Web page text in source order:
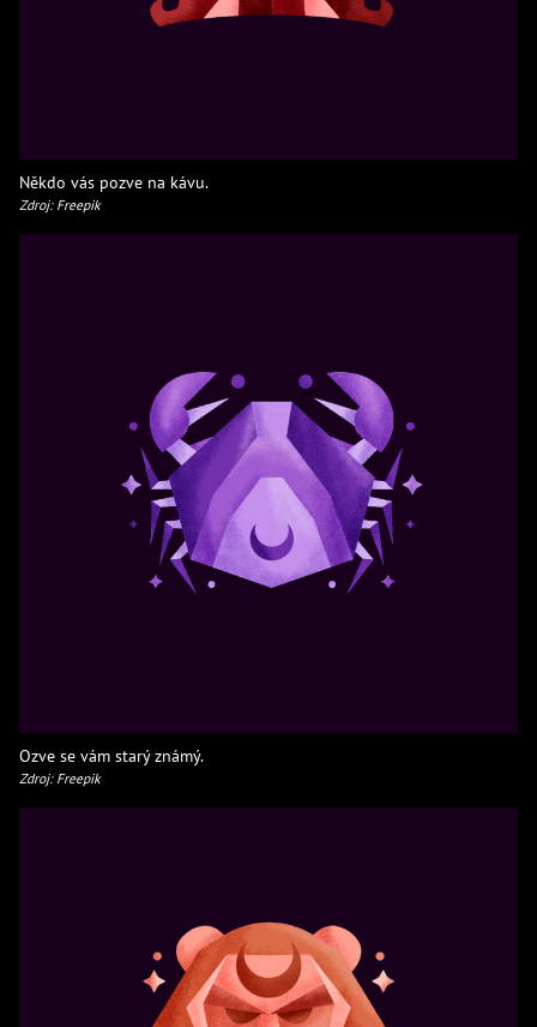
Někdo vás pozve na kávu.
Zdroj: Freepik
Ozve se vám starý známý.
Zdroj: Freepik